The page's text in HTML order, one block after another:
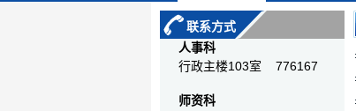
联系方式
人事科
行政主楼103室 776167
师资科